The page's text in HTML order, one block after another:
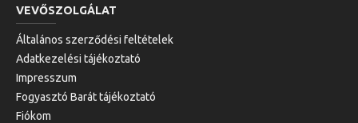
VEVŐSZOLGÁLAT
Általános szerződési feltételek
Adatkezelési tájékoztató
Impresszum
Fogyasztó Barát tájékoztató
Fiókom